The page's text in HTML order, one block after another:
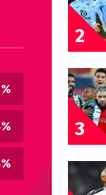
%
%
%
2
3